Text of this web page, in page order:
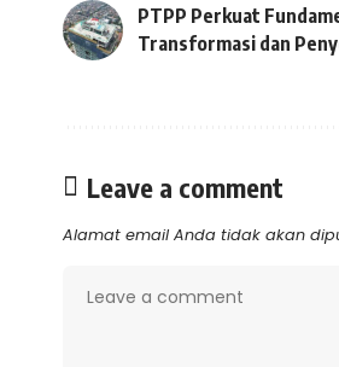
PTPP Perkuat
Transformasi dan
Leave a comment
Alamat email Anda tidak akan